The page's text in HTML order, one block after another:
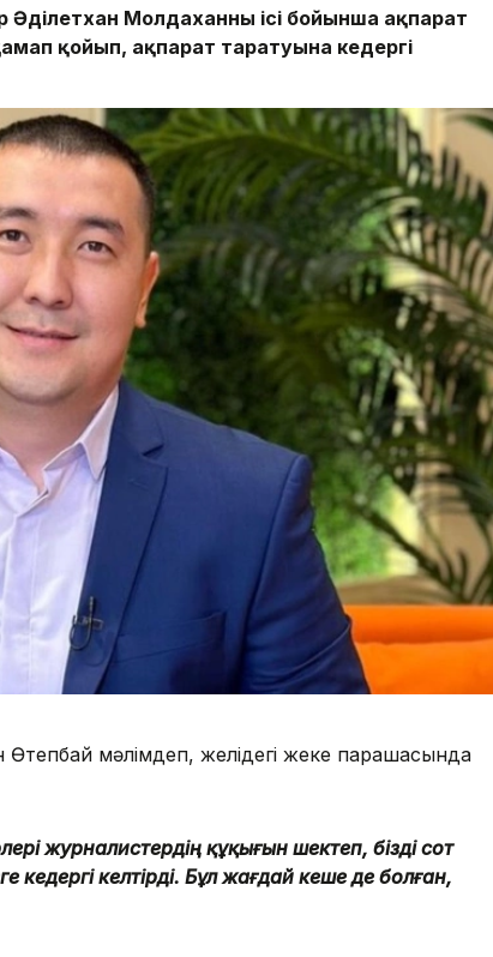
Молдаханның ісі бойынша ақпарат
қойып, ақпарат таратуына кедергі
мәлімдеп, желідегі жеке парақшасында
журналистердің құқығын шектеп, бізді сот
келтірді. Бұл жағдай кеше де болған,